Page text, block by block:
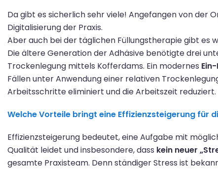
Da gibt es sicherlichsehrviele! Angefangenvon der
Digitalisierung der Praxis.
Aber auch beider täglichen Füllungstherapie gibt es
Die ältereGeneration der Adhäsive benötigtedrei
Trockenlegung mittels Kofferdams. Ein modernes
Fällen unter Anwendung einer relativen
Arbeitsschritte eliminiert und die Arbeitszeit reduziert.
Welche Vorteile bringt eine Effizienzsteigerung für
Effizienzsteigerung bedeutet, eine Aufgabe mit
Qualität leidet undinsbesondere,dass kein neuer „
gesamte Praxisteam. Denn ständiger Stress ist